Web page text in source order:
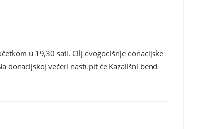
u 19,30 sati. Cilj ovogodišnje donacijske
donacijskoj večeri nastupit će Kazališni bend